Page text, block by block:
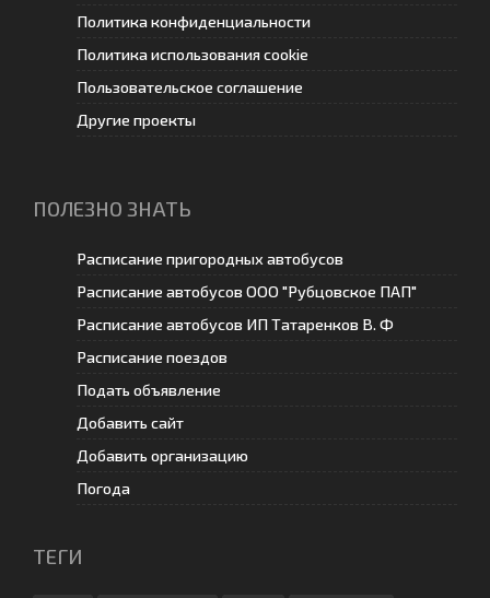
Политика конфиденциальности
Политика использования cookie
Пользовательское соглашение
Другие проекты
ПОЛЕЗНО ЗНАТЬ
Расписание пригородных автобусов
Расписание автобусов ООО "Рубцовское ПАП"
Расписание автобусов ИП Татаренков В. Ф
Расписание поездов
Подать объявление
Добавить сайт
Добавить организацию
Погода
ТЕГИ